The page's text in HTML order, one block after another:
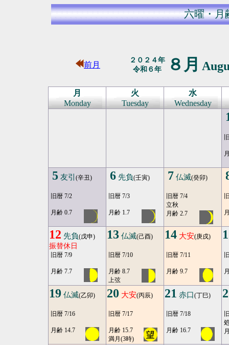
六曜・月
前月
２０２４年
令和６年
８月
月
Monday
火
Tuesday
水
Wednesday
5 友引 (辛丑)
旧暦 7/2
月齢 0.7
6 先負(壬寅)
旧暦 7/3
月齢 1.7
7 仏滅(癸卯)
旧暦 7/4
立秋
月齢 2.7
12 先負(戊申)
振替休日
旧暦 7/9
月齢 7.7
13 仏滅(己酉)
旧暦 7/10
月齢 8.7
上弦
14 大安(庚戌)
旧暦 7/11
月齢 9.7
19 仏滅(乙卯)
旧暦 7/16
月齢 14.7
20 大安(丙辰)
旧暦 7/17
月齢 15.7
満月(3時)
21 赤口(丁巳)
旧暦 7/18
月齢 16.7